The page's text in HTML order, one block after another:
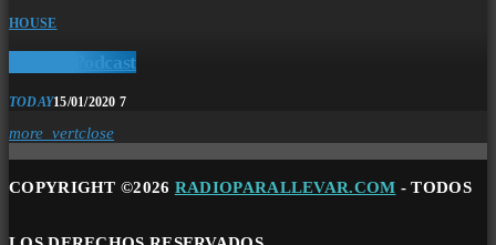
HOUSE
Techno Podcast
TODAY15/01/2020 7
more_vertclose
COPYRIGHT ©2026 RADIOPARALLEVAR.COM - TODOS